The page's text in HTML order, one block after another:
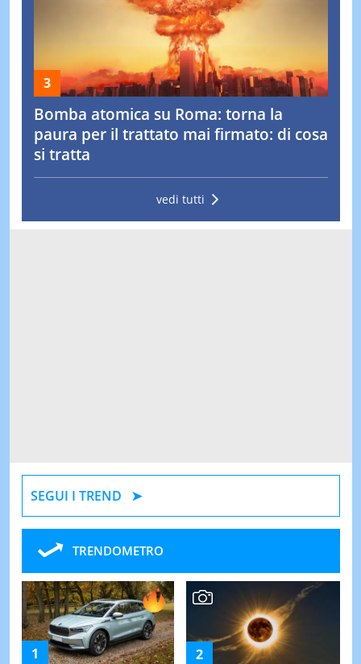
Bomba atomica su Roma: torna la
paura per il trattato mai firmato: di cosa
si tratta
vedi tutti
SEGUI I TREND
TRENDOMETRO